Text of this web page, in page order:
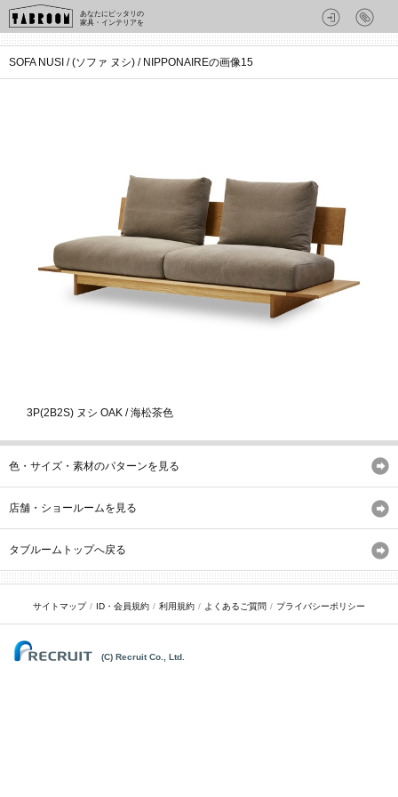
あなたにピッタリの
家具・インテリアを
SOFA NUSI / (ソファ ヌシ) / NIPPONAIREの画像15
3P(2B2S) ヌシ OAK / 海松茶色
色・サイズ・素材のパターンを見る
店舗・ショールームを見る
タブルームトップへ戻る
サイトマップ ID・会員規約 利用規約 よくあるご質問 プライバシーポリシー
(C) Recruit Co., Ltd.